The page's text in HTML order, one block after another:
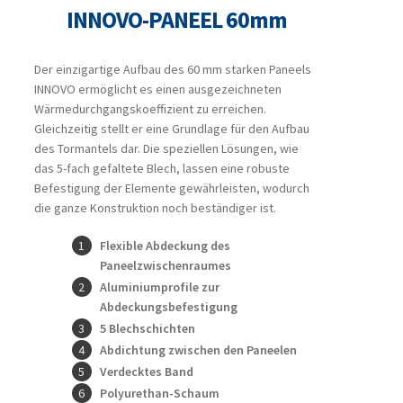
INNOVO-PANEEL 60mm
Der einzigartige Aufbau des 60 mm starken Paneels
INNOVO ermöglicht es einen ausgezeichneten
Wärmedurchgangskoeffizient zu erreichen.
Gleichzeitig stellt er eine Grundlage für den Aufbau
des Tormantels dar. Die speziellen Lösungen, wie
das 5-fach gefaltete Blech, lassen eine robuste
Befestigung der Elemente gewährleisten, wodurch
die ganze Konstruktion noch beständiger ist.
Flexible Abdeckung des
Paneelzwischenraumes
Aluminiumprofile zur
Abdeckungsbefestigung
5 Blechschichten
Abdichtung zwischen den Paneelen
Verdecktes Band
Polyurethan-Schaum